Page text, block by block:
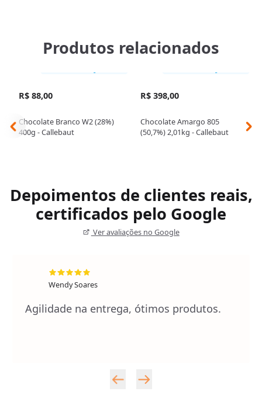
Produtos relacionados
R$ 88,00
Chocolate Branco W2 (28%)
400g - Callebaut
R$ 398,00
Chocolate Amargo 805
(50,7%) 2,01kg - Callebaut
Depoimentos de clientes reais,
certificados pelo Google
Ver avaliações no Google
Wendy Soares
Agilidade na entrega, ótimos produtos.